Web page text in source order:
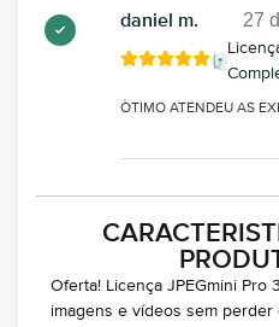
daniel m. 27
ÒTIMO ATENDEU AS
Oferta! Licença JPEGmini Pro
imagens e vídeos sem perder